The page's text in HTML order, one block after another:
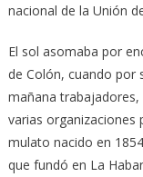
nacional de la Unión
El sol asomaba por
de Colón, cuando por
mañana
varias organizaciones
mulato nacido en
que fundó en La